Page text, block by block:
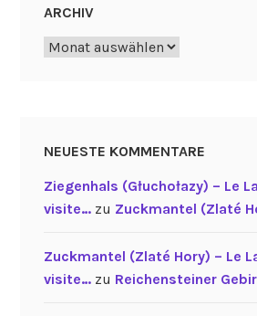
ARCHIV
Archiv
NEUESTE KOMMENTARE
Ziegenhals (Głuchołazy) – Le
visite…zu Zuckmantel (Zlaté
Zuckmantel (Zlaté Hory) – Le
visite…zu Reichensteiner